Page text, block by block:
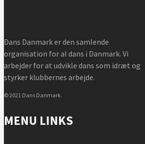
Dans Danmark er den samlende
organisation for al dans i Danmark. Vi
arbejder for at udvikle dans som idræt og
styrker klubbernes arbejde.
© 2021 Dans Danmark.
MENU LINKS